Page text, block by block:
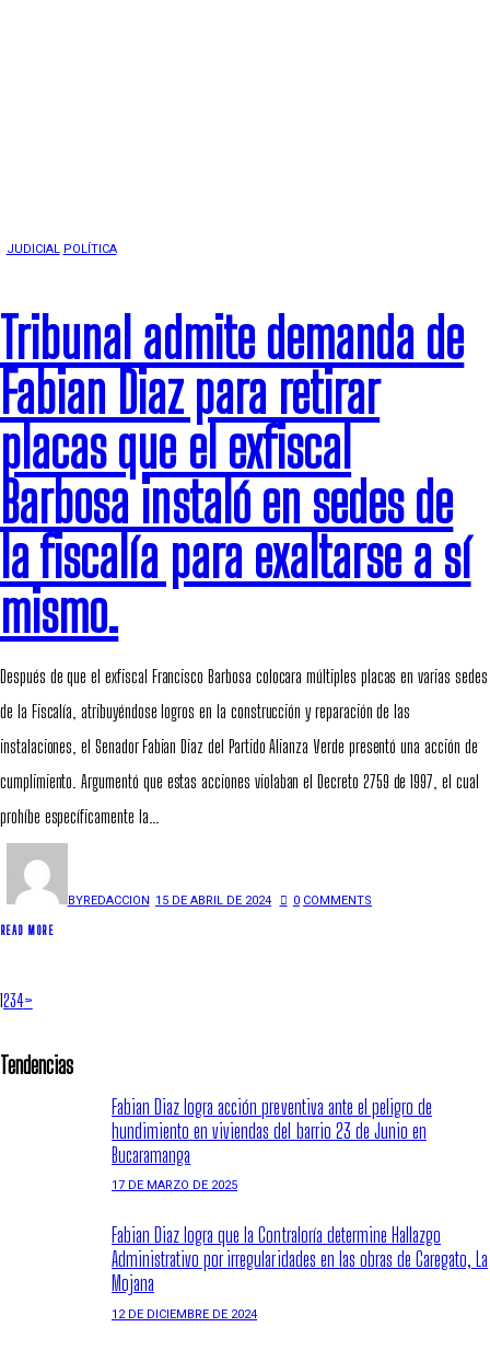
JUDICIAL POLÍTICA
Tribunal admite demanda de
Fabian Diaz para retirar
placas que el exfiscal
Barbosa instaló en sedes de
la fiscalía para exaltarse a sí
mismo.
Después de que el exfiscal Francisco Barbosa colocara múltiples placas en varias sedes
de la Fiscalía, atribuyéndose logros en la construcción y reparación de las
instalaciones, el Senador Fabian Diaz del Partido Alianza Verde presentó una acción de
cumplimiento. Argumentó que estas acciones violaban el Decreto 2759 de 1997, el cual
prohíbe específicamente la…
BYREDACCION 15 DE ABRIL DE 2024 0 COMMENTS
READ MORE
1234>
Tendencias
Fabian Diaz logra acción preventiva ante el peligro de
hundimiento en viviendas del barrio 23 de Junio en
Bucaramanga
17 DE MARZO DE 2025
Fabian Diaz logra que la Contraloría determine Hallazgo
Administrativo por irregularidades en las obras de Caregato, La
Mojana
12 DE DICIEMBRE DE 2024